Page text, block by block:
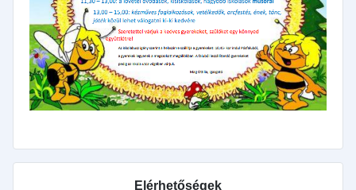
Elérhetőségek